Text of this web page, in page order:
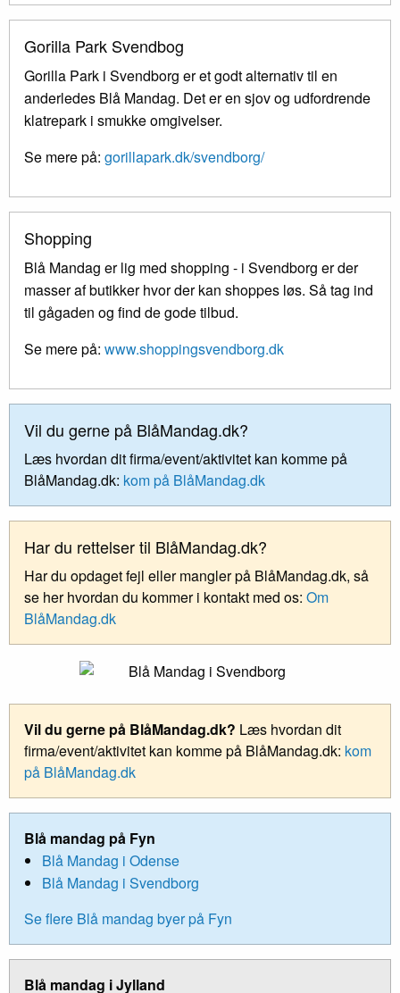
Gorilla Park Svendbog
Gorilla Park i Svendborg er et godt alternativ til en
anderledes Blå Mandag. Det er en sjov og udfordrende
klatrepark i smukke omgivelser.
Se mere på: gorillapark.dk/svendborg/
Shopping
Blå Mandag er lig med shopping - i Svendborg er der
masser af butikker hvor der kan shoppes løs. Så tag ind
til gågaden og find de gode tilbud.
Se mere på: www.shoppingsvendborg.dk
Vil du gerne på BlåMandag.dk?
Læs hvordan dit firma/event/aktivitet kan komme på
BlåMandag.dk: kom på BlåMandag.dk
Har du rettelser til BlåMandag.dk?
Har du opdaget fejl eller mangler på BlåMandag.dk, så
se her hvordan du kommer i kontakt med os: Om
BlåMandag.dk
Vil du gerne på BlåMandag.dk? Læs hvordan dit
firma/event/aktivitet kan komme på BlåMandag.dk: kom
på BlåMandag.dk
Blå mandag på Fyn
Blå Mandag i Odense
Blå Mandag i Svendborg
Se flere Blå mandag byer på Fyn
Blå mandag i Jylland